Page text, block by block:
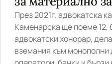
През 2021г. адвокатска
Каменарска ще поеме 12,
адвокатски хонорар,
вземания към